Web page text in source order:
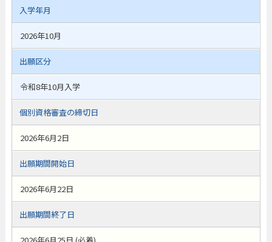
入学年月
2026年10月
出願区分
令和8年10月入学
個別資格審査の締切日
2026年6月2日
出願期間開始日
2026年6月22日
出願期間終了日